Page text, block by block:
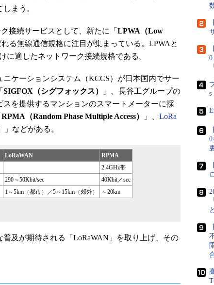
まう。
接続サービスとして、新たに「 LPWA（Low
れる無線通信規格に注目が集まっている。LPWAと
に適したネットワーク接続規格である。
ケーションシステム（KCCS）が日本国内でサー
SIGFOX（シグフォックス）
」、長谷工グループの
を提供するマンションのスマートメーターに採
RPMA（Random Phase Multiple Access） 」、 LoRa
」などがある。
LoRaWAN
RPMA
2.4GHz帯
290～50Kbit/sec
40Kbit／sec
1～5km（都市）／5～15km（郊外）
～20km
及が期待される「LoRaWAN」を取り上げ、その
s
0